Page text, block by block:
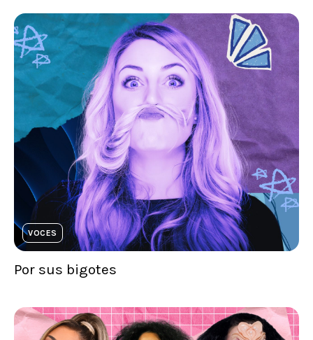
VOCES
Por sus bigotes